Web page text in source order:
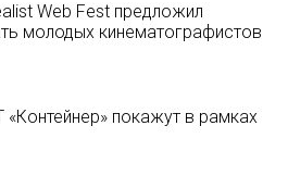
Web Fest предложил
молодых кинематографистов
«Контейнер» покажут в рамках